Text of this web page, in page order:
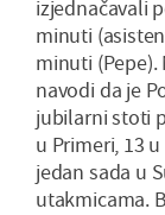
izjednačavali
minuti
minuti
navodi da je
jubilarni stoti
u Primeri, 13
jedan sada u
utakmicama.